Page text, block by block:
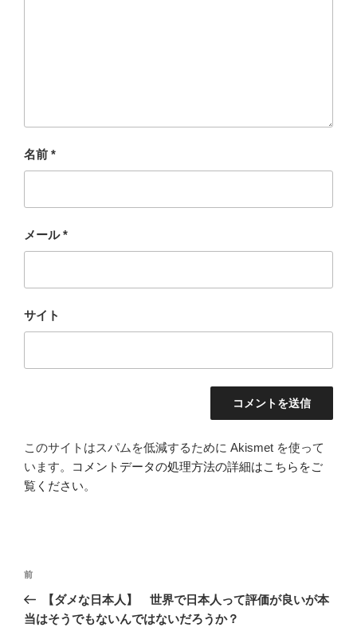
名前 *
メール*
サイト
このサイトはスパムを低減するために Akismet を使って
います。
コメントデータの処理方法の詳細はこちらをご
覧ください。
投
ナ
前
の
投
前
【ダメな日本人】 世界で日本人って評価が良いが本
当はそうでもないんではないだろうか？